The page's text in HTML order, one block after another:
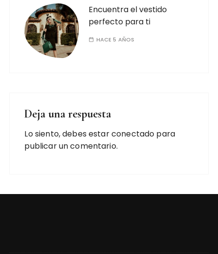
Encuentra el vestido
perfecto para ti
HACE 5 AÑOS
Deja una respuesta
Lo siento, debes estarconectado para
publicar un comentario.